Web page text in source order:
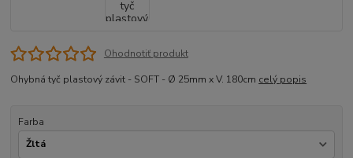
Ohodnotiť produkt
Ohybná tyč plastový závit - SOFT - Ø 25mm x V. 180cm celý popis
Farba